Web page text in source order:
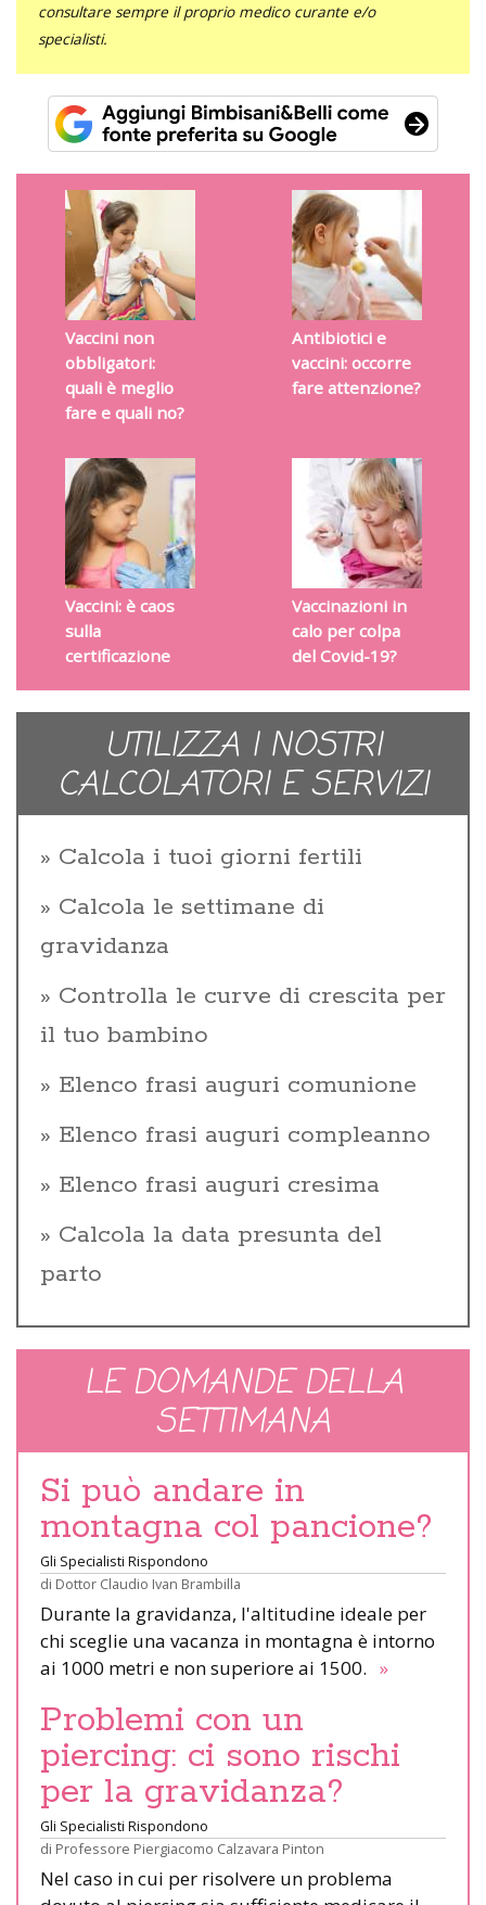
consultare sempre il proprio medico curante e/o
specialisti.
Vaccini non
obbligatori:
quali è meglio
fare e quali no?
Antibiotici e
vaccini: occorre
fare attenzione?
Vaccini: è caos
sulla
certificazione
Vaccinazioni in
calo per colpa
del Covid-19?
UTILIZZA I NOSTRI
CALCOLATORI E SERVIZI
Calcola i tuoi giorni fertili
Calcola le settimane di
gravidanza
Controlla le curve di crescita per
il tuo bambino
Elenco frasi auguri comunione
Elenco frasi auguri compleanno
Elenco frasi auguri cresima
Calcola la data presunta del
parto
LE DOMANDE DELLA
SETTIMANA
Si può andare in
montagna col pancione?
Gli Specialisti Rispondono
di Dottor Claudio Ivan Brambilla
Durante la gravidanza, l'altitudine ideale per
chi sceglie una vacanza in montagna è intorno
ai 1000 metri e non superiore ai 1500. »
Problemi con un
piercing: ci sono rischi
per la gravidanza?
Gli Specialisti Rispondono
di Professore Piergiacomo Calzavara Pinton
Nel caso in cui per risolvere un problema